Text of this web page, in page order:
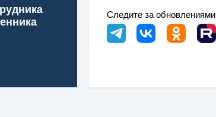
Следите за обновлениями